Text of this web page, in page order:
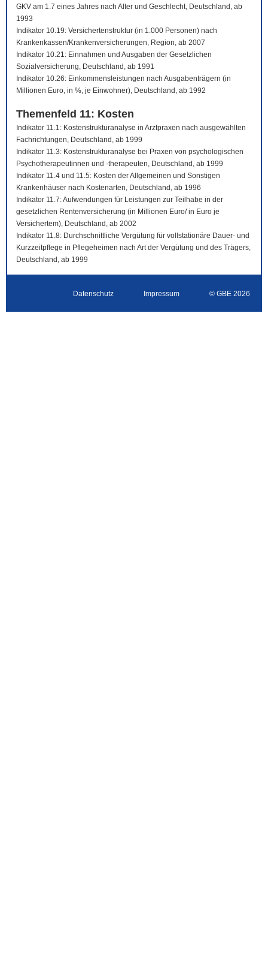
GKV am 1.7 eines Jahres nach Alter und Geschlecht, Deutschland, ab
1993
Indikator 10.19: Versichertenstruktur (in 1.000 Personen) nach
Krankenkassen/Krankenversicherungen, Region, ab 2007
Indikator 10.21: Einnahmen und Ausgaben der Gesetzlichen
Sozialversicherung, Deutschland, ab 1991
Indikator 10.26: Einkommensleistungen nach Ausgabenträgern (in
Millionen Euro, in %, je Einwohner), Deutschland, ab 1992
Themenfeld 11: Kosten
Indikator 11.1: Kostenstrukturanalyse in Arztpraxen nach ausgewählten
Fachrichtungen, Deutschland, ab 1999
Indikator 11.3: Kostenstrukturanalyse bei Praxen von psychologischen
Psychotherapeutinnen und -therapeuten, Deutschland, ab 1999
Indikator 11.4 und 11.5: Kosten der Allgemeinen und Sonstigen
Krankenhäuser nach Kostenarten, Deutschland, ab 1996
Indikator 11.7: Aufwendungen für Leistungen zur Teilhabe in der
gesetzlichen Rentenversicherung (in Millionen Euro/ in Euro je
Versichertem), Deutschland, ab 2002
Indikator 11.8: Durchschnittliche Vergütung für vollstationäre Dauer- und
Kurzzeitpflege in Pflegeheimen nach Art der Vergütung und des Trägers,
Deutschland, ab 1999
Datenschutz Impressum © GBE 2026